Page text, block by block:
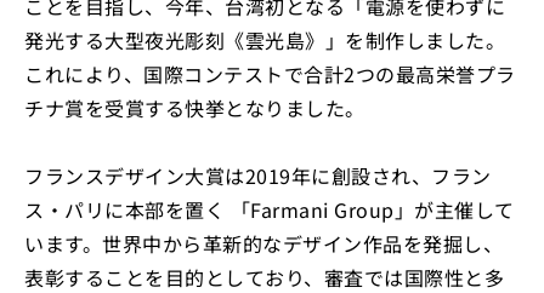
ことを目指し、今年、台湾初となる「電源を使わずに
発光する大型夜光彫刻《雲光島》」を制作しました。
これにより、国際コンテストで合計2つの最高栄誉プラ
チナ賞を受賞する快挙となりました。
フランスデザイン大賞は2019年に創設され、フラン
ス・パリに本部を置く 「Farmani Group」が主催して
います。世界中から革新的なデザイン作品を発掘し、
表彰することを目的としており、審査では国際性と多